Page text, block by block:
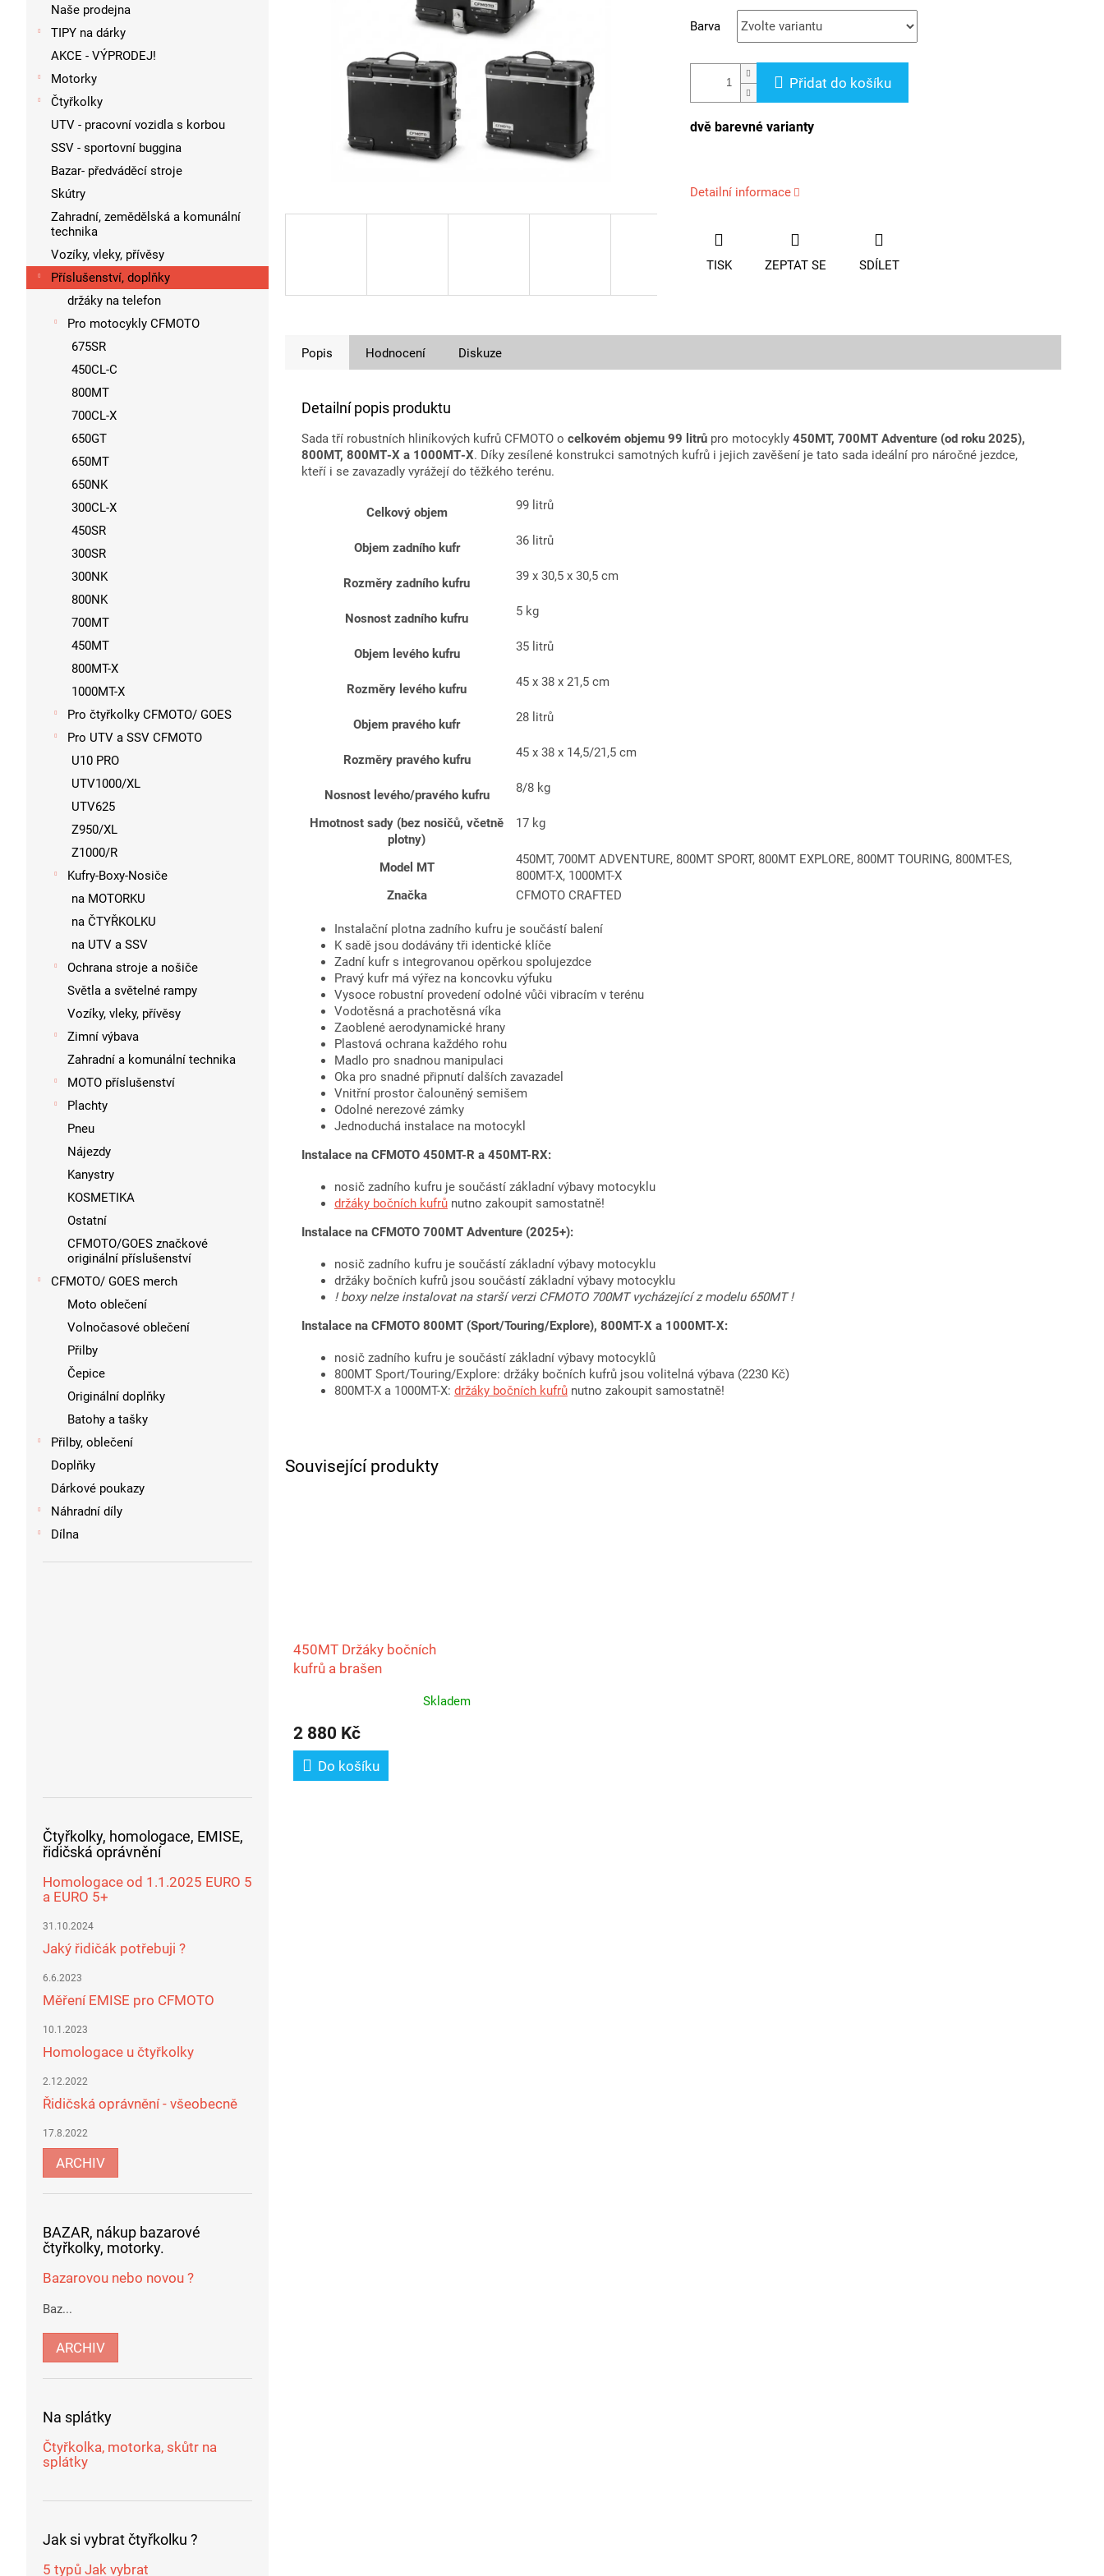
Naše prodejna
TIPY na dárky
AKCE - VÝPRODEJ!
Motorky
Čtyřkolky
UTV - pracovní vozidla s korbou
SSV - sportovní buggina
Bazar- předváděcí stroje
Skútry
Zahradní, zemědělská a komunální
technika
Vozíky, vleky, přívěsy
Příslušenství, doplňky
držáky na telefon
Pro motocykly CFMOTO
675SR
450CL-C
800MT
700CL-X
650GT
650MT
650NK
300CL-X
450SR
300SR
300NK
800NK
700MT
450MT
800MT-X
1000MT-X
Pro čtyřkolky CFMOTO/ GOES
Pro UTV a SSV CFMOTO
U10 PRO
UTV1000/XL
UTV625
Z950/XL
Z1000/R
Kufry-Boxy-Nosiče
na MOTORKU
na ČTYŘKOLKU
na UTV a SSV
Ochrana stroje a nošiče
Světla a světelné rampy
Vozíky, vleky, přívěsy
Zimní výbava
Zahradní a komunální technika
MOTO příslušenství
Plachty
Pneu
Nájezdy
Kanystry
KOSMETIKA
Ostatní
CFMOTO/GOES značkové
originální příslušenství
CFMOTO/ GOES merch
Moto oblečení
Volnočasové oblečení
Přilby
Čepice
Originální doplňky
Batohy a tašky
Přilby, oblečení
Doplňky
Dárkové poukazy
Náhradní díly
Dílna
Čtyřkolky, homologace, EMISE,
řidičská oprávnění
Homologace od 1.1.2025 EURO 5
a EURO 5+
31.10.2024
Jaký řidičák potřebuji ?
6.6.2023
Měření EMISE pro CFMOTO
10.1.2023
Homologace u čtyřkolky
2.12.2022
Řidičská oprávnění - všeobecně
17.8.2022
ARCHIV
BAZAR, nákup bazarové
čtyřkolky, motorky.
Bazarovou nebo novou ?
Baz...
ARCHIV
Na splátky
Čtyřkolka, motorka, skůtr na
splátky
Jak si vybrat čtyřkolku ?
5 typů Jak vybrat
Barva
Přidat do košíku
dvě barevné varianty
Detailní informace
TISK ZEPTAT SE SDÍLET
Související produkty
450MT Držáky bočních
kufrů a brašen
Skladem
2 880 Kč
Do košíku
Popis Hodnocení Diskuze
Detailní popis produktu
Sada tří robustních hliníkových kufrů CFMOTO o celkovém objemu 99 litrů pro motocykly 450MT, 700MT Adventure (od roku 2025),
800MT, 800MT‑X a 1000MT‑X. Díky zesílené konstrukci samotných kufrů i jejich zavěšení je tato sada ideální pro náročné jezdce,
kteří i se zavazadly vyrážejí do těžkého terénu.
Celkový objem 99 litrů
Objem zadního kufr 36 litrů
Rozměry zadního kufru 39 x 30,5 x 30,5 cm
Nosnost zadního kufru 5 kg
Objem levého kufru 35 litrů
Rozměry levého kufru 45 x 38 x 21,5 cm
Objem pravého kufr 28 litrů
Rozměry pravého kufru 45 x 38 x 14,5/21,5 cm
Nosnost levého/pravého kufru 8/8 kg
Hmotnost sady (bez nosičů, včetně
plotny)
17 kg
Model MT
450MT, 700MT ADVENTURE, 800MT SPORT, 800MT EXPLORE, 800MT TOURING, 800MT-ES,
800MT-X, 1000MT-X
Značka
CFMOTO CRAFTED
Instalační plotna zadního kufru je součástí balení
K sadě jsou dodávány tři identické klíče
Zadní kufr s integrovanou opěrkou spolujezdce
Pravý kufr má výřez na koncovku výfuku
Vysoce robustní provedení odolné vůči vibracím v terénu
Vodotěsná a prachotěsná víka
Zaoblené aerodynamické hrany
Plastová ochrana každého rohu
Madlo pro snadnou manipulaci
Oka pro snadné připnutí dalších zavazadel
Vnitřní prostor čalouněný semišem
Odolné nerezové zámky
Jednoduchá instalace na motocykl
Instalace na CFMOTO 450MT-R a 450MT-RX:
nosič zadního kufru je součástí základní výbavy motocyklu
držáky bočních kufrů nutno zakoupit samostatně!
Instalace na CFMOTO 700MT Adventure (2025+):
nosič zadního kufru je součástí základní výbavy motocyklu
držáky bočních kufrů jsou součástí základní výbavy motocyklu
! boxy nelze instalovat na starší verzi CFMOTO 700MT vycházející z modelu 650MT !
Instalace na CFMOTO 800MT (Sport/Touring/Explore), 800MT-X a 1000MT-X:
nosič zadního kufru je součástí základní výbavy motocyklů
800MT Sport/Touring/Explore: držáky bočních kufrů jsou volitelná výbava (2230 Kč)
800MT-X a 1000MT-X: držáky bočních kufrů nutno zakoupit samostatně!